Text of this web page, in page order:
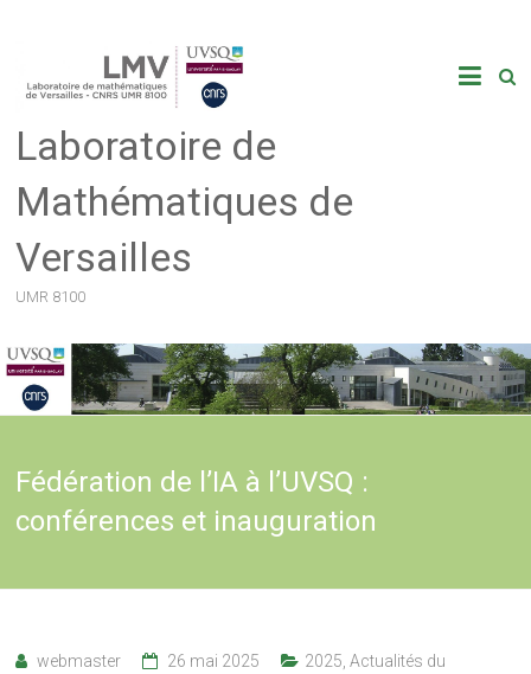
Laboratoire de
Mathématiques de
Versailles
UMR 8100
Fédération de l’IA à l’UVSQ :
conférences et inauguration
webmaster 26 mai 2025 2025 ,Actualités du